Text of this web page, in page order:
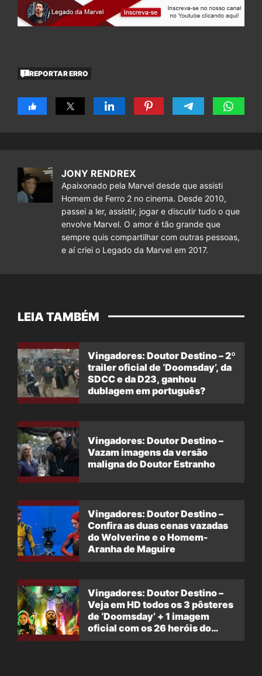
REPORTAR ERRO
JONY RENDREX
Apaixonado pela Marvel desde que assisti
Homem de Ferro 2 no cinema. Desde 2010,
passei a ler, assistir, jogar e discutir tudo o que
envolve Marvel. O amor é tão grande que
sempre quis compartilhar com outras pessoas,
e aí criei o Legado da Marvel em 2017.
LEIA TAMBÉM
Vingadores: Doutor Destino – 2º
trailer oficial de ‘Doomsday’, da
SDCC e da D23, ganhou
dublagem em português?
Vingadores: Doutor Destino –
Vazam imagens da versão
maligna do Doutor Estranho
Vingadores: Doutor Destino –
Confira as duas cenas vazadas
do Wolverine e o Homem-
Aranha de Maguire
Vingadores: Doutor Destino –
Veja em HD todos os 3 pôsteres
de ‘Doomsday’ + 1 imagem
oficial com os 26 heróis do